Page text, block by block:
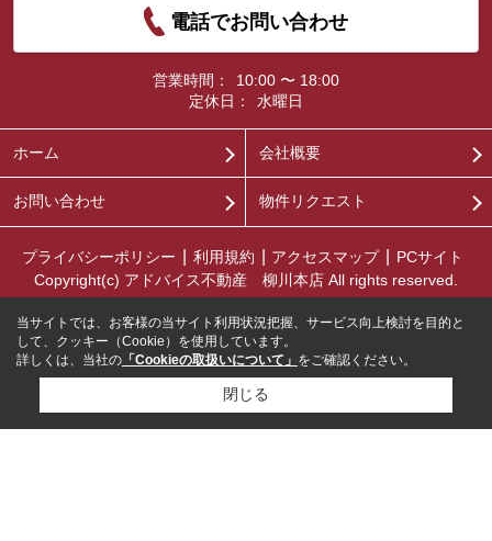
電話でお問い合わせ
営業時間：
10:00 〜 18:00
定休日：
水曜日
ホーム 会社概要
お問い合わせ 物件リクエスト
プライバシーポリシー 利用規約 アクセスマップ
PCサイト
Copyright(c) アドバイス不動産 柳川本店 All rights reserved.
当サイトでは、お客様の当サイト利用状況把握、サービス向上検討を目的と
して、クッキー（Cookie）を使用しています。
詳しくは、当社の 「Cookieの取扱いについて」 をご確認ください。
閉じる